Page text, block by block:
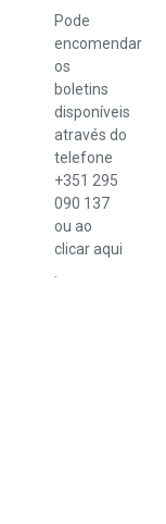
Pode
encomendar
os
boletins
disponíveis
através do
telefone
+351 295
090 137
ou ao
clicaraqui